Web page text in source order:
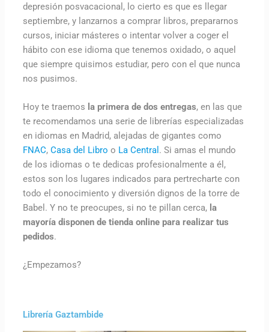
depresión posvacacional, lo cierto es que es llegar
septiembre, y lanzarnos a comprar libros, prepararnos
cursos, iniciar másteres o intentar volver a coger el
hábito con ese idioma que tenemos oxidado, o aquel
que siempre quisimos estudiar, pero con el que nunca
nos pusimos.
Hoy te traemos la primera de dos entregas, en las que
te recomendamos una serie de librerías especializadas
en idiomas en Madrid, alejadas de gigantes como
FNAC, Casa del Libro o La Central . Si amas el mundo
de los idiomas o te dedicas profesionalmente a él,
estos son los lugares indicados para pertrecharte con
todo el conocimiento y diversión dignos de la torre de
Babel. Y no te preocupes, si no te pillan cerca, la
mayoría disponen de tienda online para realizar tus
pedidos.
¿Empezamos?
Librería Gaztambide